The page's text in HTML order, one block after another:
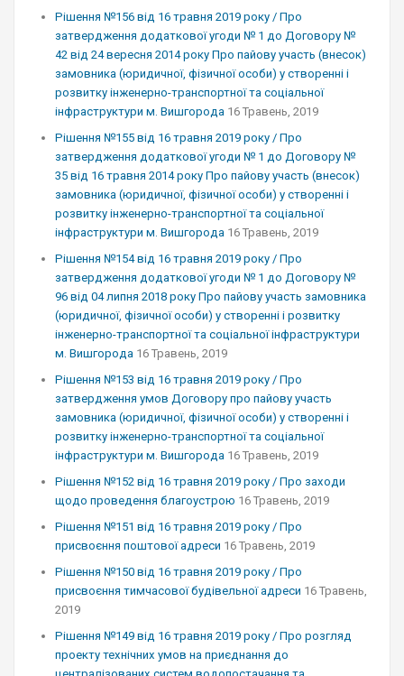
Рішення №156 від 16 травня 2019 року / Про
затвердження додаткової угоди № 1 до Договору №
42 від 24 вересня 2014 року Про пайову участь (внесок)
замовника (юридичної, фізичної особи) у створенні і
розвитку інженерно-транспортної та соціальної
інфраструктури м. Вишгорода 16 Травень, 2019
Рішення №155 від 16 травня 2019 року / Про
затвердження додаткової угоди № 1 до Договору №
35 від 16 травня 2014 року Про пайову участь (внесок)
замовника (юридичної, фізичної особи) у створенні і
розвитку інженерно-транспортної та соціальної
інфраструктури м. Вишгорода 16 Травень, 2019
Рішення №154 від 16 травня 2019 року / Про
затвердження додаткової угоди № 1 до Договору №
96 від 04 липня 2018 року Про пайову участь замовника
(юридичної, фізичної особи) у створенні і розвитку
інженерно-транспортної та соціальної інфраструктури
м. Вишгорода 16 Травень, 2019
Рішення №153 від 16 травня 2019 року / Про
затвердження умов Договору про пайову участь
замовника (юридичної, фізичної особи) у створенні і
розвитку інженерно-транспортної та соціальної
інфраструктури м. Вишгорода 16 Травень, 2019
Рішення №152 від 16 травня 2019 року / Про заходи
щодо проведення благоустрою 16 Травень, 2019
Рішення №151 від 16 травня 2019 року / Про
присвоєння поштової адреси 16 Травень, 2019
Рішення №150 від 16 травня 2019 року / Про
присвоєння тимчасової будівельної адреси 16 Травень,
2019
Рішення №149 від 16 травня 2019 року / Про розгляд
проекту технічних умов на приєднання до